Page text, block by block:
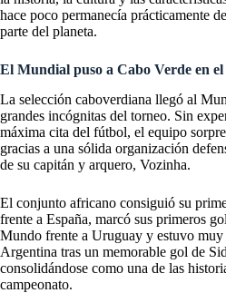
hace poco permanecía prácticamente
parte del planeta.
El Mundial puso a Cabo Verde en el
La selección caboverdiana llegó al
grandes incógnitas del torneo. Sin
máxima cita del fútbol, el equipo
gracias a una sólida organización
de su capitán y arquero, Vozinha.
El conjunto africano consiguió su
frente a España, marcó sus primeros
Mundo frente a Uruguay y estuvo muy
Argentina tras un memorable gol de
consolidándose como una de las
campeonato.